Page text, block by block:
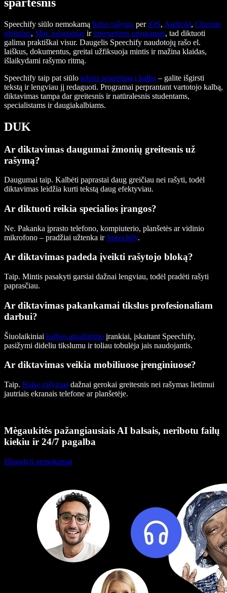
Speechify siūlo nemokamą balso rašymą periOS, Android, Chrome
plėtinius, Mac programas irinternetines programas, tad diktuoti
galima praktiškai visur. Daugelis Speechify naudotojų rašo el.
laiškus, dokumentus, greitai užfiksuoja mintis ir mažina klaidas,
išlaikydami rašymo ritmą.
Speechify taip pat siūlo teksto pavertimą į kalbą – galite išgirsti
tekstą ir lengviau jį redaguoti. Programai perprantant vartotojo kalbą,
diktavimas tampa dar greitesnis ir natūralesnis studentams,
specialistams ir daugiakalbiams.
DUK
Ar diktavimas daugumai žmonių greitesnis už
rašymą?
Daugumai taip. Kalbėti paprastai daug greičiau nei rašyti, todėl
diktavimas leidžia kurti tekstą daug efektyviau.
Ar diktuoti reikia specialios įrangos?
Ne. Pakanka įprasto telefono, kompiuterio, planšetės ar vidinio
mikrofono – pradžiai užtenka ir Speechify.
Ar diktavimas padeda įveikti rašytojo bloką?
Taip. Mintis pasakyti garsiai dažnai lengviau, todėl pradėti rašyti
paprasčiau.
Ar diktavimas pakankamai tikslus profesionaliam
darbui?
Šiuolaikiniai kalbos atpažinimo įrankiai, įskaitant Speechify,
pasižymi dideliu tikslumu ir toliau tobulėja jais naudojantis.
Ar diktavimas veikia mobiliuose įrenginiuose?
Taip. Balso rašymas dažnai gerokai greitesnis nei rašymas lietimui
jautriais ekranais telefone ar planšetėje.
Mėgaukitės pažangiausiais AI balsais, neribotu failų
kiekiu ir 24/7 pagalba
Išbandyti nemokamai